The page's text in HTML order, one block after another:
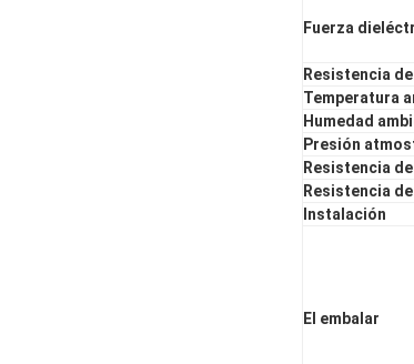
Fuerza
Resistencia
Temperatura
Humedad
Presión
Resistencia
Resistencia
Instalación
El embalar